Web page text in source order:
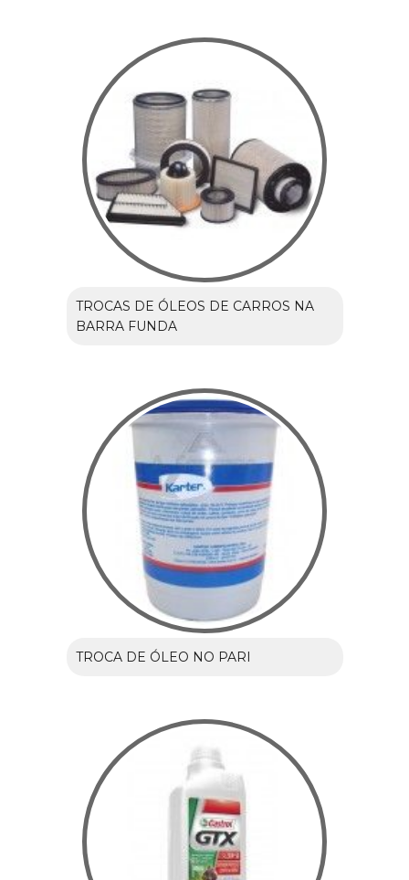
TROCAS DE ÓLEOS DE CARROS NA
BARRA FUNDA
TROCA DE ÓLEO NO PARI